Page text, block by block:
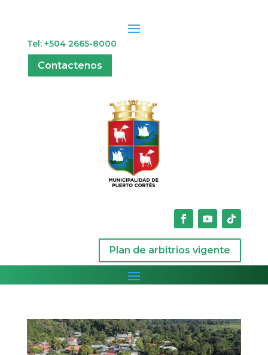
Tel: +504 2665-8000
Contactenos
Plan de arbitrios vigente